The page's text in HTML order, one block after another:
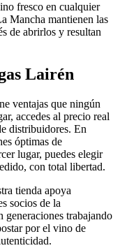
fresco en cualquier
Mancha mantienen las
de abrirlos y resultan
Lairén
ventajas que ningún
accedes al precio real
distribuidores. En
óptimas de
lugar, puedes elegir
con total libertad.
tienda apoya
socios de la
generaciones trabajando
por el vino de